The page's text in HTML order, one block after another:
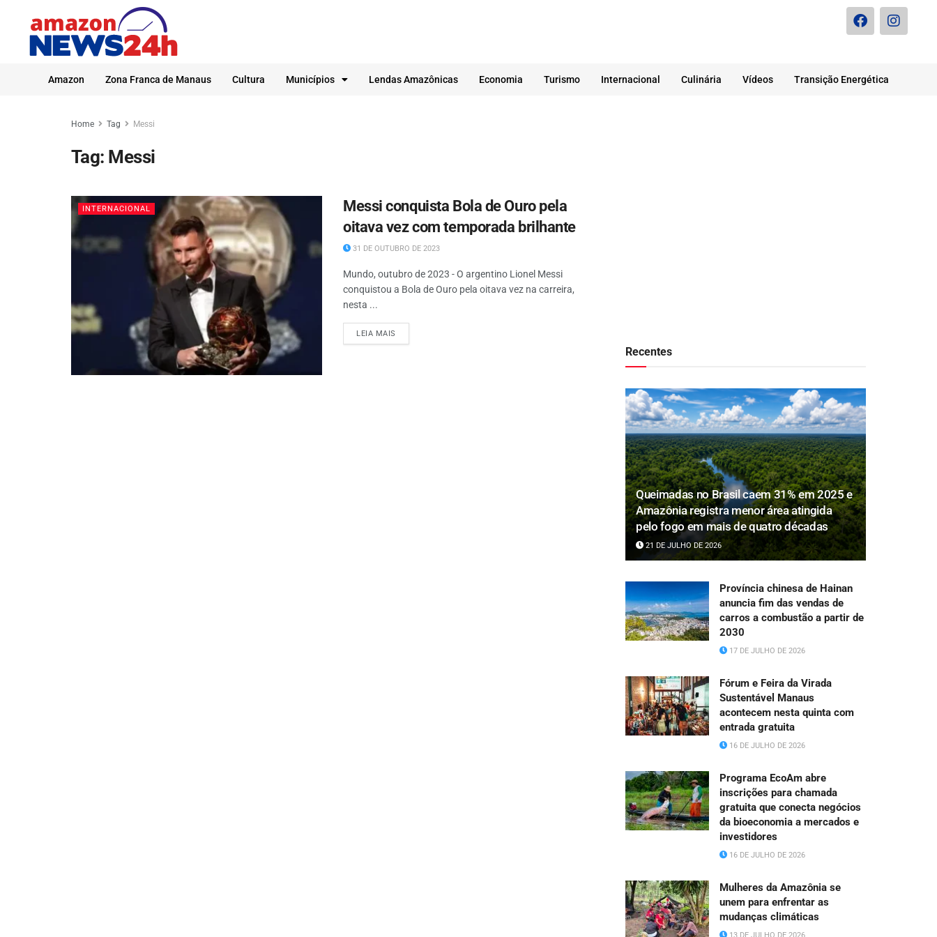
Amazon Zona Franca de Manaus Cultura Municípios Lendas Amazônicas Economia Turismo Internacional Culinária Vídeos Transição Energética
Home Tag Messi
Tag: Messi
INTERNACIONAL
Messi conquista Bola de Ouro pela
oitava vez com temporada brilhante
31 DE OUTUBRO DE 2023
Mundo, outubro de 2023 - O argentino Lionel Messi
conquistou a Bola de Ouro pela oitava vez na carreira,
nesta ...
LEIA MAIS
Recentes
Queimadas no Brasil caem 31% em 2025 e
Amazônia registra menor área atingida
pelo fogo em mais de quatro décadas
21 DE JULHO DE 2026
Província chinesa de Hainan
anuncia fim das vendas de
carros a combustão a partir de
2030
17 DE JULHO DE 2026
Fórum e Feira da Virada
Sustentável Manaus
acontecem nesta quinta com
entrada gratuita
16 DE JULHO DE 2026
Programa EcoAm abre
inscrições para chamada
gratuita que conecta negócios
da bioeconomia a mercados e
investidores
16 DE JULHO DE 2026
Mulheres da Amazônia se
unem para enfrentar as
mudanças climáticas
13 DE JULHO DE 2026